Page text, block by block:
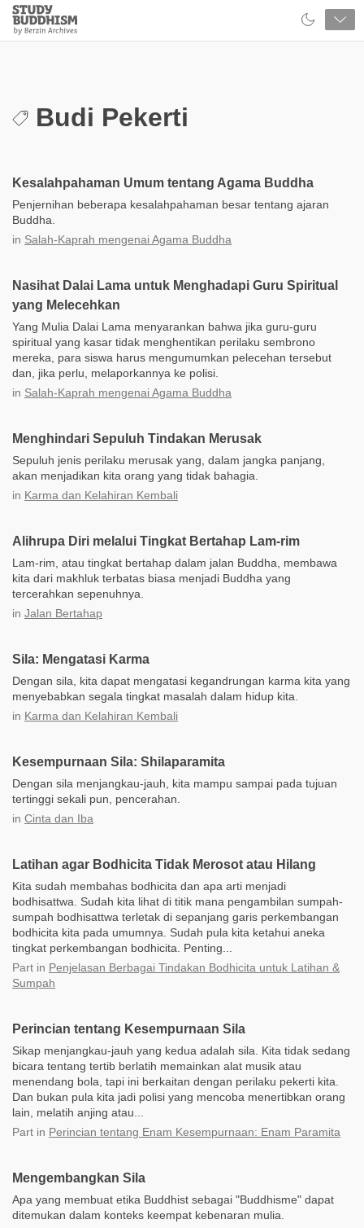
Close
Study
Buddhism
Budi Pekerti
Kesalahpahaman Umum tentang Agama Buddha
Penjernihan beberapa kesalahpahaman besar tentang ajaran
Buddha.
in Salah-Kaprah mengenai Agama Buddha
Nasihat Dalai Lama untuk Menghadapi Guru Spiritual
yang Melecehkan
Yang Mulia Dalai Lama menyarankan bahwa jika guru-guru
spiritual yang kasar tidak menghentikan perilaku sembrono
mereka, para siswa harus mengumumkan pelecehan tersebut
dan, jika perlu, melaporkannya ke polisi.
in Salah-Kaprah mengenai Agama Buddha
Menghindari Sepuluh Tindakan Merusak
Sepuluh jenis perilaku merusak yang, dalam jangka panjang,
akan menjadikan kita orang yang tidak bahagia.
in Karma dan Kelahiran Kembali
Alihrupa Diri melalui Tingkat Bertahap Lam-rim
Lam-rim, atau tingkat bertahap dalam jalan Buddha, membawa
kita dari makhluk terbatas biasa menjadi Buddha yang
tercerahkan sepenuhnya.
in Jalan Bertahap
Sila: Mengatasi Karma
Dengan sila, kita dapat mengatasi kegandrungan karma kita yang
menyebabkan segala tingkat masalah dalam hidup kita.
in Karma dan Kelahiran Kembali
Kesempurnaan Sila: Shilaparamita
Dengan sila menjangkau-jauh, kita mampu sampai pada tujuan
tertinggi sekali pun, pencerahan.
in Cinta dan Iba
Latihan agar Bodhicita Tidak Merosot atau Hilang
Kita sudah membahas bodhicita dan apa arti menjadi
bodhisattwa. Sudah kita lihat di titik mana pengambilan sumpah-
sumpah bodhisattwa terletak di sepanjang garis perkembangan
bodhicita kita pada umumnya. Sudah pula kita ketahui aneka
tingkat perkembangan bodhicita. Penting...
Part in Penjelasan Berbagai Tindakan Bodhicita untuk Latihan &
Sumpah
Perincian tentang Kesempurnaan Sila
Sikap menjangkau-jauh yang kedua adalah sila. Kita tidak sedang
bicara tentang tertib berlatih memainkan alat musik atau
menendang bola, tapi ini berkaitan dengan perilaku pekerti kita.
Dan bukan pula kita jadi polisi yang mencoba menertibkan orang
lain, melatih anjing atau...
Part in Perincian tentang Enam Kesempurnaan: Enam Paramita
Mengembangkan Sila
Apa yang membuat etika Buddhist sebagai "Buddhisme" dapat
ditemukan dalam konteks keempat kebenaran mulia.